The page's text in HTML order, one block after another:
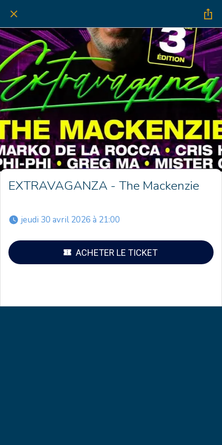
EXTRAVAGANZA - The Mackenzie
jeudi 30 avril 2026 à 21:00
ACHETER LE TICKET